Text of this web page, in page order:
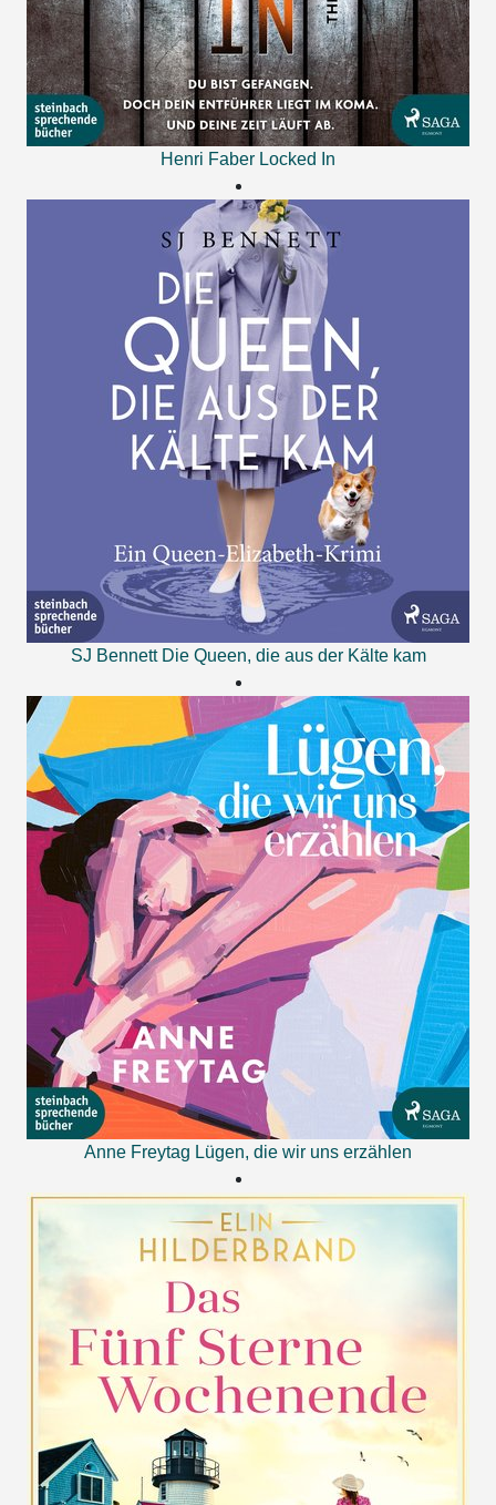
Henri Faber Locked In
SJ Bennett Die Queen, die aus der Kälte kam
Anne Freytag Lügen, die wir uns erzählen